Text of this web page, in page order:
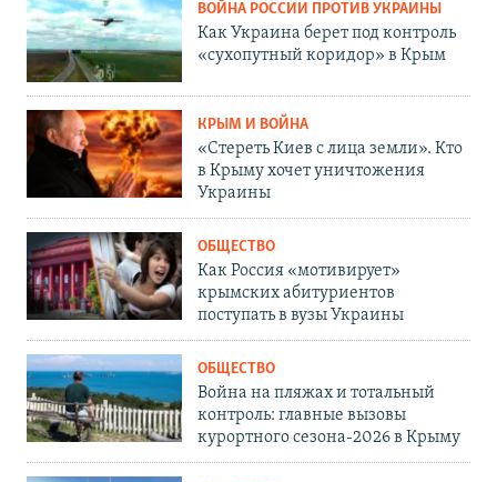
ВОЙНА РОССИИ ПРОТИВ УКРАИНЫ
Как Украина берет под контроль
«сухопутный коридор» в Крым
КРЫМ И ВОЙНА
«Стереть Киев с лица земли». Кто
в Крыму хочет уничтожения
Украины
ОБЩЕСТВО
Как Россия «мотивирует»
крымских абитуриентов
поступать в вузы Украины
ОБЩЕСТВО
Война на пляжах и тотальный
контроль: главные вызовы
курортного сезона-2026 в Крыму